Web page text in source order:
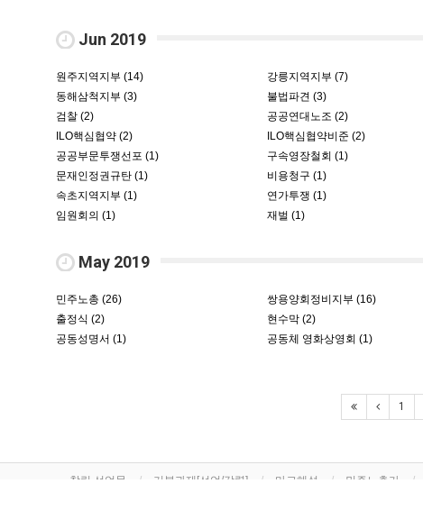
Jun 2019
원주지역지부 (14) 강릉지역지부 (7)
동해삼척지부 (3)
불법파견 (3)
검찰 (2)
공공연대노조 (2)
ILO핵심협약 (2)
ILO핵심협약비준 (2)
공공부문투쟁선포 (1)
구속영장철회 (1)
문재인정권규탄 (1)
비용청구 (1)
속초지역지부 (1)
연가투쟁 (1)
임원회의 (1)
재벌 (1)
May 2019
민주노총 (26) 쌍용양회정비지부 (16)
출정식 (2)
현수막 (2)
공동성명서 (1)
공동체 영화상영회 (1)
1
창립 선언문 기본과제[선언/강령] 마크해설 민주노총가